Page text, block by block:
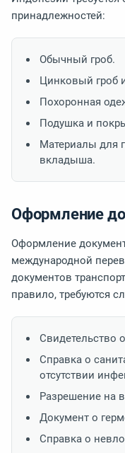
принадлежностей:
Обычный гроб.
Цинковый гроб
Похоронная
Подушка и
Материалы для
вкладыша.
Оформление
Оформление
международной
документов
правило, требуются
Свидетельство
Справка о
отсутствии
Разрешение на
Документ о
Справка о